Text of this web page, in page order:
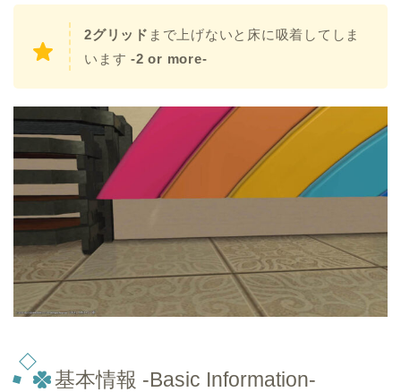
2グリッド まで上げないと床に吸着してしま
います-2 or more-
基本情報 -Basic Information-